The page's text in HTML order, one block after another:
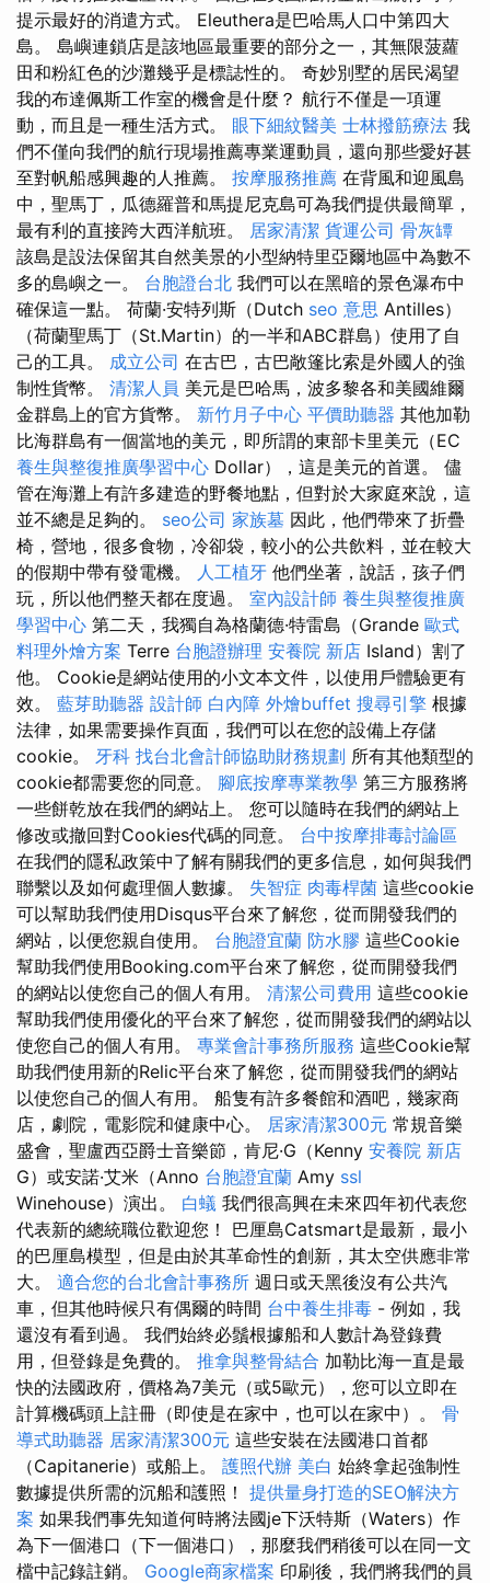
提示最好的消遣方式。 Eleuthera是巴哈馬人口中第四大
島。 島嶼連鎖店是該地區最重要的部分之一，其無限菠蘿
田和粉紅色的沙灘幾乎是標誌性的。 奇妙別墅的居民渴望
我的布達佩斯工作室的機會是什麼？ 航行不僅是一項運
動，而且是一種生活方式。 眼下細紋醫美 士林撥筋療法 我
們不僅向我們的航行現場推薦專業運動員，還向那些愛好甚
至對帆船感興趣的人推薦。 按摩服務推薦 在背風和迎風島
中，聖馬丁，瓜德羅普和馬提尼克島可為我們提供最簡單，
最有利的直接跨大西洋航班。 居家清潔 貨運公司 骨灰罈
該島是設法保留其自然美景的小型納特里亞爾地區中為數不
多的島嶼之一。 台胞證台北 我們可以在黑暗的景色瀑布中
確保這一點。 荷蘭·安特列斯（Dutch seo 意思 Antilles）
（荷蘭聖馬丁（St.Martin）的一半和ABC群島）使用了自
己的工具。 成立公司 在古巴，古巴敞篷比索是外國人的強
制性貨幣。 清潔人員 美元是巴哈馬，波多黎各和美國維爾
金群島上的官方貨幣。 新竹月子中心 平價助聽器 其他加勒
比海群島有一個當地的美元，即所謂的東部卡里美元（EC
養生與整復推廣學習中心 Dollar），這是美元的首選。 儘
管在海灘上有許多建造的野餐地點，但對於大家庭來說，這
並不總是足夠的。 seo公司 家族墓 因此，他們帶來了折疊
椅，營地，很多食物，冷卻袋，較小的公共飲料，並在較大
的假期中帶有發電機。 人工植牙 他們坐著，說話，孩子們
玩，所以他們整天都在度過。 室內設計師 養生與整復推廣
學習中心 第二天，我獨自為格蘭德·特雷島（Grande 歐式
料理外燴方案 Terre 台胞證辦理 安養院 新店 Island）割了
他。 Cookie是網站使用的小文本文件，以使用戶體驗更有
效。 藍芽助聽器 設計師 白內障 外燴buffet 搜尋引擎 根據
法律，如果需要操作頁面，我們可以在您的設備上存儲
cookie。 牙科 找台北會計師協助財務規劃 所有其他類型的
cookie都需要您的同意。 腳底按摩專業教學 第三方服務將
一些餅乾放在我們的網站上。 您可以隨時在我們的網站上
修改或撤回對Cookies代碼的同意。 台中按摩排毒討論區
在我們的隱私政策中了解有關我們的更多信息，如何與我們
聯繫以及如何處理個人數據。 失智症 肉毒桿菌 這些cookie
可以幫助我們使用Disqus平台來了解您，從而開發我們的
網站，以便您親自使用。 台胞證宜蘭 防水膠 這些Cookie
幫助我們使用Booking.com平台來了解您，從而開發我們
的網站以使您自己的個人有用。 清潔公司費用 這些cookie
幫助我們使用優化的平台來了解您，從而開發我們的網站以
使您自己的個人有用。 專業會計事務所服務 這些Cookie幫
助我們使用新的Relic平台來了解您，從而開發我們的網站
以使您自己的個人有用。 船隻有許多餐館和酒吧，幾家商
店，劇院，電影院和健康中心。 居家清潔300元 常規音樂
盛會，聖盧西亞爵士音樂節，肯尼·G（Kenny 安養院 新店
G）或安諾·艾米（Anno 台胞證宜蘭 Amy ssl
Winehouse）演出。 白蟻 我們很高興在未來四年初代表您
代表新的總統職位歡迎您！ 巴厘島Catsmart是最新，最小
的巴厘島模型，但是由於其革命性的創新，其太空供應非常
大。 適合您的台北會計事務所 週日或天黑後沒有公共汽
車，但其他時候只有偶爾的時間 台中養生排毒 - 例如，我
還沒有看到過。 我們始終必鬚根據船和人數計為登錄費
用，但登錄是免費的。 推拿與整骨結合 加勒比海一直是最
快的法國政府，價格為7美元（或5歐元），您可以立即在
計算機碼頭上註冊（即使是在家中，也可以在家中）。 骨
導式助聽器 居家清潔300元 這些安裝在法國港口首都
（Capitanerie）或船上。 護照代辦 美白 始終拿起強制性
數據提供所需的沉船和護照！ 提供量身打造的SEO解決方
案 如果我們事先知道何時將法國je下沃特斯（Waters）作
為下一個港口（下一個港口），那麼我們稍後可以在同一文
檔中記錄註銷。 Google商家檔案 印刷後，我們將我們的員